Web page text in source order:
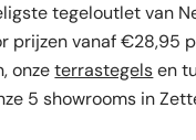
tegeloutlet van
vanaf €28,95
onzeterrastegelsen
5 showrooms in